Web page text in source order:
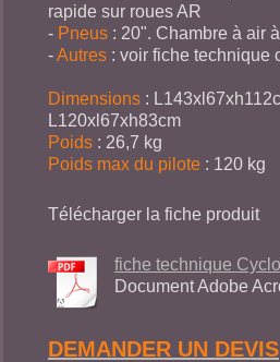
rapide sur roues AR
- Pneus : 20". Chambre à air
-Autres : voir fiche technique
Dimensions :
L120xl67xh83cm
Poids : 26,7 kg
Poids max du pilote : 120 kg
Télécharger la fiche produit
fiche technique
Document Adobe
DEMANDER UN DEVIS